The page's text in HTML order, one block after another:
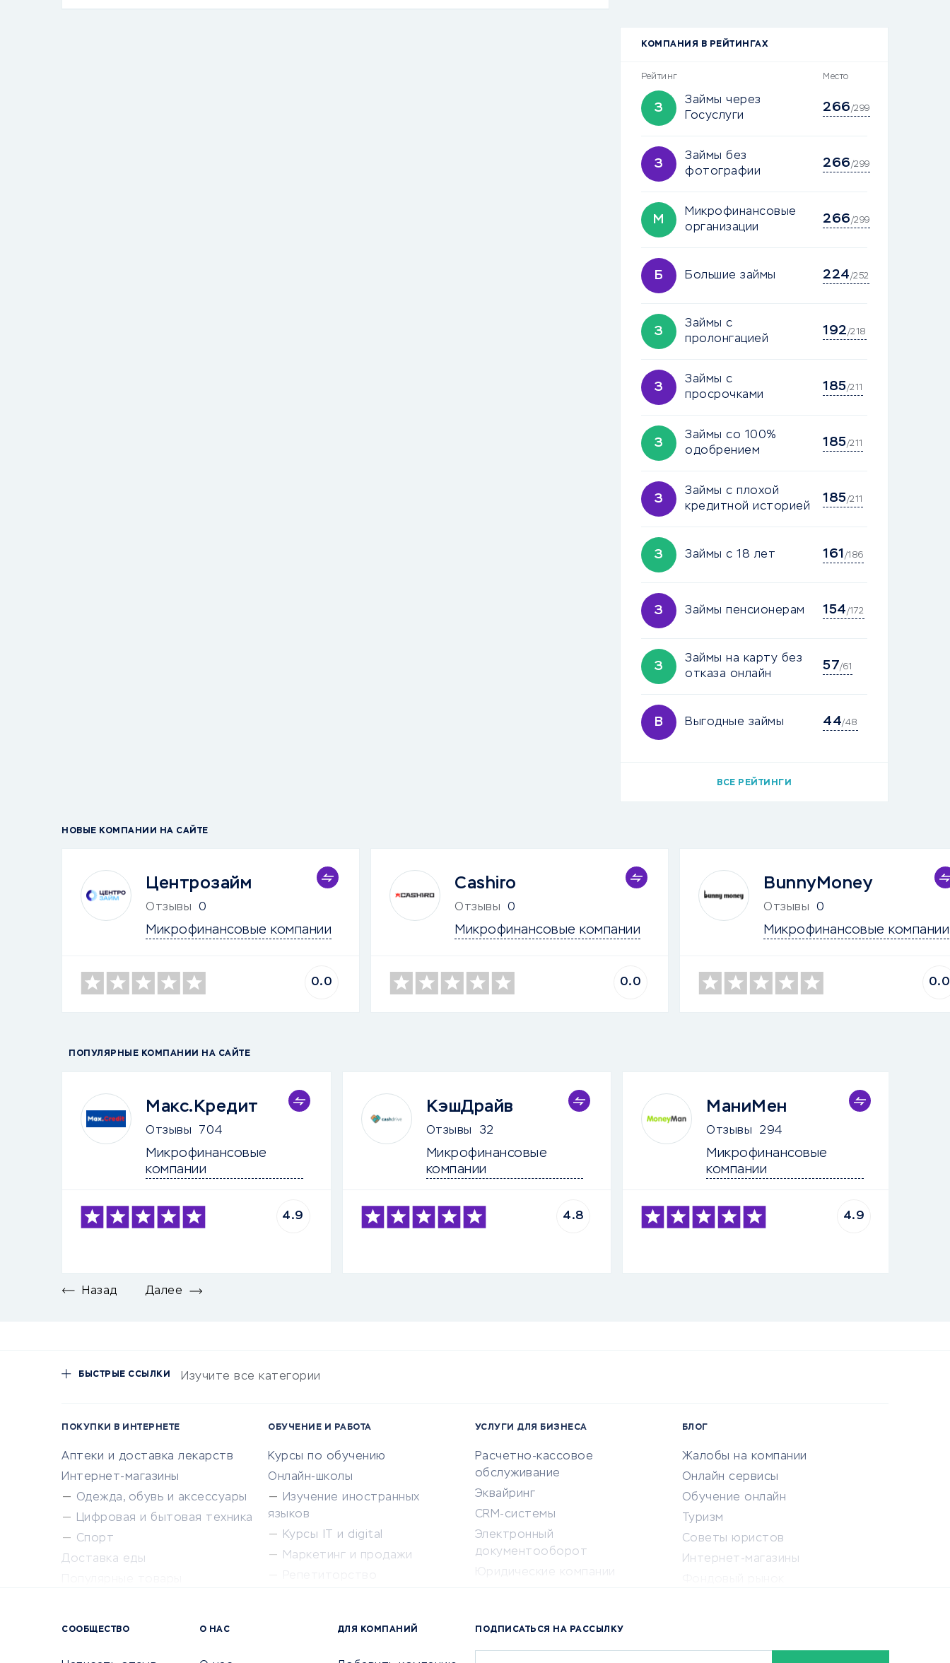
КОМПАНИЯ В РЕЙТИНГАХ
Рейтинг Место
З
Займы через
Госуслуги
266/299
З
Займы без
фотографии
266/299
М
Микрофинансовые
организации
266/299
Б Большие займы 224/252
З
Займы с
пролонгацией
192/218
З
Займы с
просрочками
185/211
З
Займы со 100%
одобрением
185/211
З
Займы с плохой
кредитной историей
185/211
З Займы с 18 лет 161 /186
З Займы пенсионерам 154/172
З
Займы на карту без
отказа онлайн
57/61
В Выгодные займы 44/48
ВСЕ РЕЙТИНГИ
НОВЫЕ КОМПАНИИ НА САЙТЕ
Центрозайм
Отзывы 0
Микрофинансовые компании
0.0
Cashiro
Отзывы 0
Микрофинансовые компании
0.0
BunnyMoney
Отзывы 0
Микрофинансовые компании
0.0
ПОПУЛЯРНЫЕ КОМПАНИИ НА САЙТЕ
Макс.Кредит
Отзывы 704
Микрофинансовые
компании
4.9
КэшДрайв
Отзывы 32
Микрофинансовые
компании
4.8
МаниМен
Отзывы 294
Микрофинансовые
компании
4.9
Назад Далее
БЫСТРЫЕ ССЫЛКИ Изучите все категории
ПОКУПКИ В ИНТЕРНЕТЕ
Аптеки и доставка лекарств
Интернет-магазины
Одежда, обувь и аксессуары
Цифровая и бытовая техника
Спорт
Доставка еды
ОБУЧЕНИЕ И РАБОТА
Курсы по обучению
Онлайн-школы
Изучение иностранных
языков
Курсы IT и digital
Маркетинг и продажи
Университеты
УСЛУГИ ДЛЯ БИЗНЕСА
Расчетно-кассовое
обслуживание
Эквайринг
CRM-системы
Электронный
документооборот
Юридические компании
Бухгалтерия онлайн
Онлайн-кассы
БЛОГ
Жалобы на компании
Онлайн сервисы
Обучение онлайн
Туризм
Советы юристов
Интернет-магазины
СООБЩЕСТВО О НАС ДЛЯ КОМПАНИЙ ПОДПИСАТЬСЯ НА РАССЫЛКУ